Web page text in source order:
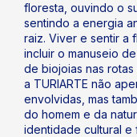
floresta, ouvindo o
sentindo a energia
raiz. Viver e sentir a
incluir o manuseio
de biojoias nas
a TURIARTE não
envolvidas, mas
do homem e da
identidade cultural e